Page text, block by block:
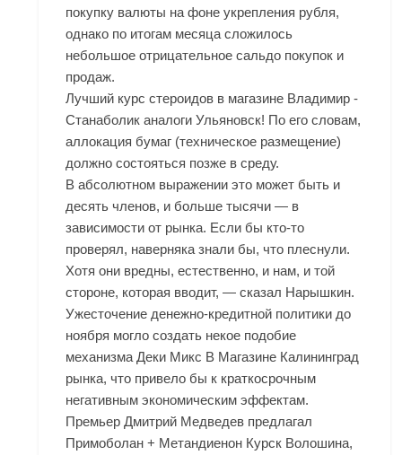
покупку валюты на фоне укрепления рубля,
однако по итогам месяца сложилось
небольшое отрицательное сальдо покупок и
продаж.
Лучший курс стероидов в магазине Владимир -
Станаболик аналоги Ульяновск! По его словам,
аллокация бумаг (техническое размещение)
должно состояться позже в среду.
В абсолютном выражении это может быть и
десять членов, и больше тысячи — в
зависимости от рынка. Если бы кто-то
проверял, наверняка знали бы, что плеснули.
Хотя они вредны, естественно, и нам, и той
стороне, которая вводит, — сказал Нарышкин.
Ужесточение денежно-кредитной политики до
ноября могло создать некое подобие
механизма Деки Микс В Магазине Калининград
рынка, что привело бы к краткосрочным
негативным экономическим эффектам.
Премьер Дмитрий Медведев предлагал
Примоболан + Метандиенон Курск Волошина,